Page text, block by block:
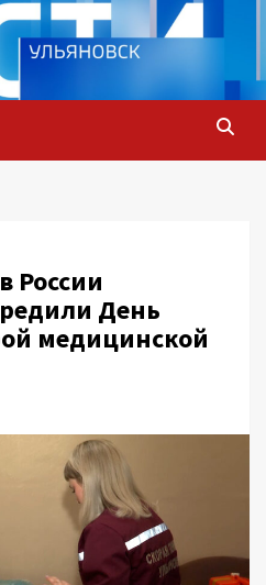
России
День
медицинской